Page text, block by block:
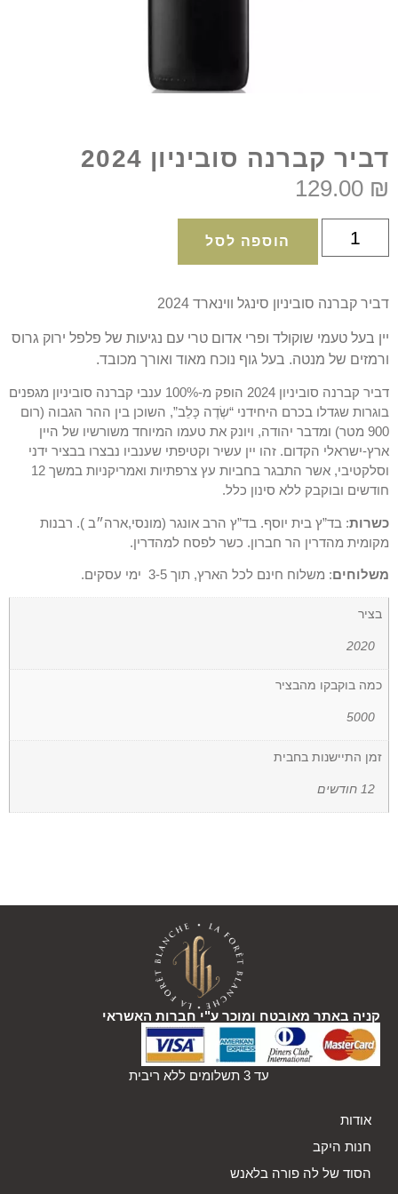
דביר קברנה סוביניון 2024
129.00 ₪
הוספה לסל
דביר קברנה סוביניון סינגל ווינארד 2024
יין בעל טעמי שוקולד ופרי אדום טרי עם נגיעות של פלפל ירוק גרוס
ורמזים של מנטה. בעל גוף נוכח מאוד ואורך מכובד.
דביר קברנה סוביניון 2024 הופק מ-100% ענבי קברנה סוביניון מגפנים
בוגרות שגדלו בכרם היחידני “שְׂדֶה כָּלֵב”, השוכן בין ההר הגבוה (רום
900 מטר) ומדבר יהודה, ויונק את טעמו המיוחד משורשיו של היין
ארץ-ישראלי הקדום. זהו יין עשיר וקטיפתי שענביו נבצרו בבציר ידני
וסלקטיבי, אשר התבגר בחביות עץ צרפתיות ואמריקניות במשך 12
חודשים ובוקבק ללא סינון כלל.
כשרות: בד”ץ בית יוסף. בד”ץ הרב אונגר (מונסי,ארה״ב ). רבנות
מקומית מהדרין הר חברון. כשר לפסח למהדרין.
משלוחים: משלוח חינם לכל הארץ, תוך 3-5 ימי עסקים.
בציר
2020
כמה בוקבקו מהבציר
5000
זמן התיישנות בחבית
12 חודשים
קניה באתר מאובטח ומוכר ע"י חברות האשראי
עד 3 תשלומים ללא ריבית
אודות
חנות היקב
הסוד של לה פורה בלאנש